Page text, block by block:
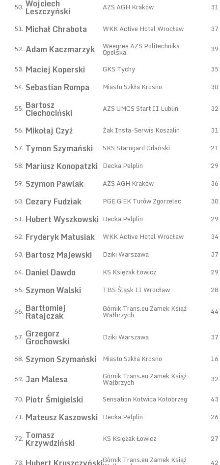
50. Wojciech
Leszczyński AZS AGH Kraków
31
51. Michał Chrabota WKK Active Hotel Wrocław
37
52. Adam Kaczmarzyk Weegree AZS Politechnika
Opolska
39
53. Maciej Koperski GKS Tychy
35
54. Sebastian Rompa Miasto Szkła Krosno
30
55. Bartosz
Ciechociński AZS UMCS Start II Lublin
32
56. Mikołaj Czyż Żak Insta-Serwis Koszalin
31
57. Tymon Szymański SKS Starogard Gdański
21
58. Mariusz Konopatzki Decka Pelplin
29
59. Szymon Pawlak AZS AGH Kraków
36
60. Cezary Fudziak PGE GiEK Turów Zgorzelec
30
61. Hubert Wyszkowski Decka Pelplin
29
62. Fryderyk Matusiak WKK Active Hotel Wrocław
34
63. Bartosz Majewski Dziki Warszawa
37
64. Daniel Dawdo KS Księżak Łowicz
29
65. Szymon Walski TBS Śląsk II Wrocław
28
66. Bartłomiej
Ratajczak
Górnik Trans.eu Zamek Książ
Wałbrzych 44
67. Grzegorz
Grochowski Dziki Warszawa
37
68. Szymon Szymański Miasto Szkła Krosno
16
69. Jan Malesa Górnik Trans.eu Zamek Książ
Wałbrzych
32
70. Piotr Śmigielski Sensation Kotwica Kołobrzeg
43
71. Mateusz Kaszowski Decka Pelplin
26
72. Tomasz
Krzywdziński KS Księżak Łowicz 27
73. Górnik Trans.eu Zamek Książ 42